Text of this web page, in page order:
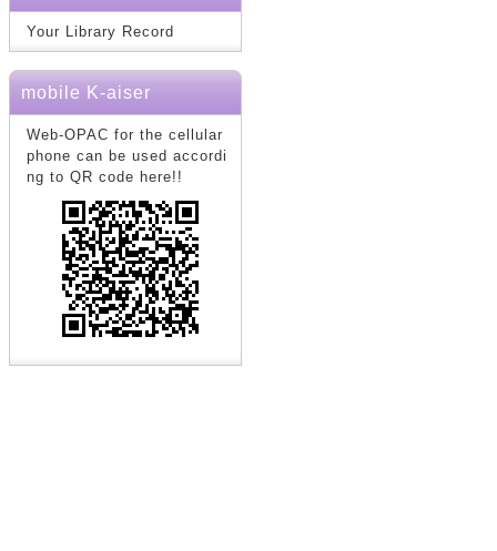
Your Library Record
mobile K-aiser
Web-OPAC for the cellular
phone can be used accordi
ng to QR code here!!